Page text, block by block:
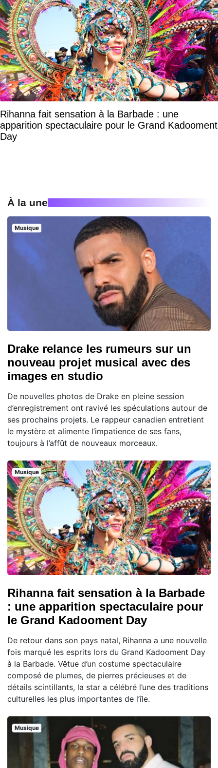
Rihanna fait sensation à la Barbade : une
apparition spectaculaire pour le Grand Kadooment
Day
À la une
Musique
Drake relance les rumeurs sur un
nouveau projet musical avec des
images en studio
De nouvelles photos de Drake en pleine session
d’enregistrement ont ravivé les spéculations autour de
ses prochains projets. Le rappeur canadien entretient
le mystère et alimente l’impatience de ses fans,
toujours à l’affût de nouveaux morceaux.
Musique
Rihanna fait sensation à la Barbade
: une apparition spectaculaire pour
le Grand Kadooment Day
De retour dans son pays natal, Rihanna a une nouvelle
fois marqué les esprits lors du Grand Kadooment Day
à la Barbade. Vêtue d’un costume spectaculaire
composé de plumes, de pierres précieuses et de
détails scintillants, la star a célébré l’une des traditions
culturelles les plus importantes de l’île.
Musique